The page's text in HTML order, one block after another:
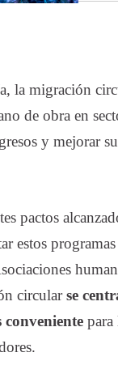
la migración
de obra en
y mejorar
pactos
estos
circularse
conveniente para